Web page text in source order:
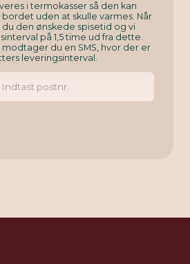
i termokasser så den kan
uden at skulle varmes. Når
den ønskede spisetid og vi
på 1,5 time ud fra dette.
du en SMS, hvor der er
leveringsinterval.